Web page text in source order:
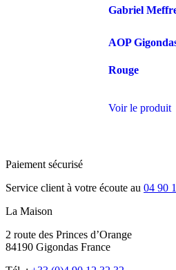
Gabriel
AOP
Rouge
Voir le produit
Paiement sécurisé
Service client à votre écoute au 04 90
La Maison
2 route des Princes d’Orange
84190 Gigondas France